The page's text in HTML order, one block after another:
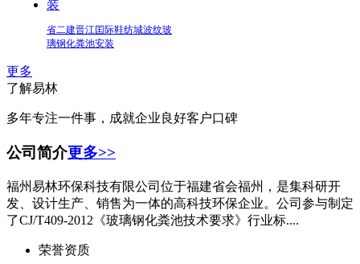
省二建晋江囯际鞋纺城波纹玻
璃钢化粪池安装
更多
了解易林
多年专注一件事，成就企业良好客户口碑
公司简介更多>>
福州易林环保科技有限公司位于福建省会福州，是集科研开
发、设计生产、销售为一体的高科技环保企业。公司参与制定
了CJ/T409-2012《玻璃钢化粪池技术要求》行业标....
荣誉资质